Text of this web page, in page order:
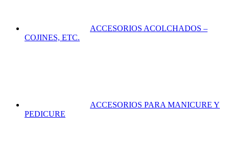
ACCESORIOS ACOLCHADOS –
COJINES, ETC.
ACCESORIOS PARA MANICURE Y
PEDICURE